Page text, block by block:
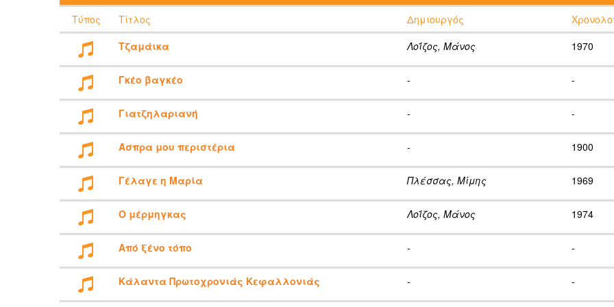
Τύπος Τίτλος Δημιουργός
Τζαμάικα
Λοΐζος, Μάνος 1970
Γκέο βαγκέο - -
Γιατζηλαριανή - -
Άσπρα μου περιστέρια - 1900
Γέλαγε η Μαρία Πλέσσας, Μίμης 1969
Ο μέρμηγκας Λοΐζος, Μάνος 1974
Από ξένο τόπο - -
Κάλαντα Πρωτοχρονιάς Κεφαλλονιάς - -